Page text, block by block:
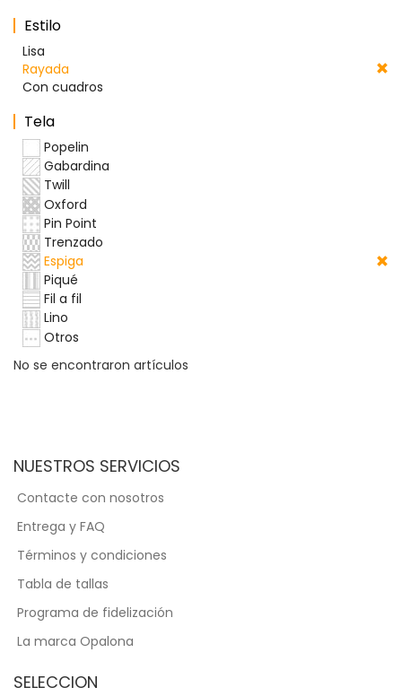
Estilo
Lisa
Rayada
Con cuadros
Tela
Popelin
Gabardina
Twill
Oxford
Pin Point
Trenzado
Espiga
Piqué
Fil a fil
Lino
Otros
No se encontraron artículos
NUESTROS SERVICIOS
Contacte con nosotros
Entrega y FAQ
Términos y condiciones
Tabla de tallas
Programa de fidelización
La marca Opalona
SELECCION